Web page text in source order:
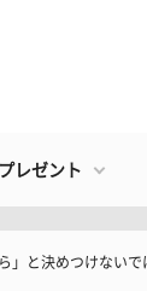
レゼント
」と決めつけないで